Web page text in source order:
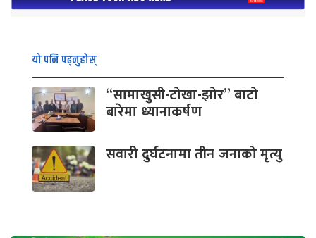
यो पनि पढ्नुहोस्
“सामाखुसी-टोखा-झोर” बाटो
बारेमा ध्यानाकर्षण
सवारी दुर्घटनामा तीन जनाको मृत्यु